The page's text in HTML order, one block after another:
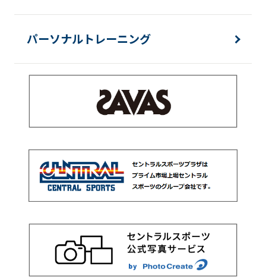
パーソナルトレーニング